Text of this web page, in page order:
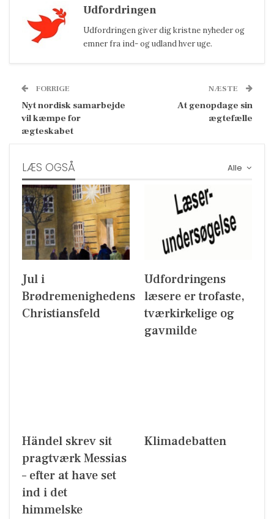
Udfordringen
Udfordringen giver dig kristne nyheder og
emner fra ind- og udland hver uge.
FORRIGE
Nyt nordisk samarbejde
vil kæmpe for
ægteskabet
NÆSTE
At genopdage sin
ægtefælle
Alle
LÆS OGSÅ
Jul i
Brødremenighedens
Christiansfeld
Udfordringens
læsere er trofaste,
tværkirkelige og
gavmilde
Händel skrev sit
pragtværk Messias
– efter at have set
ind i det
himmelske
Klimadebatten